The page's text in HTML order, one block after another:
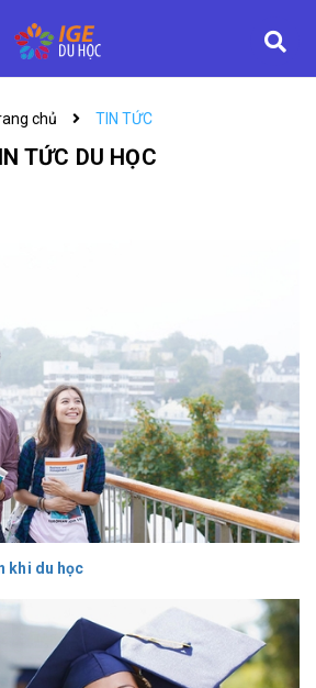
chủ TIN TỨC
TỨC DU HỌC
khi du học